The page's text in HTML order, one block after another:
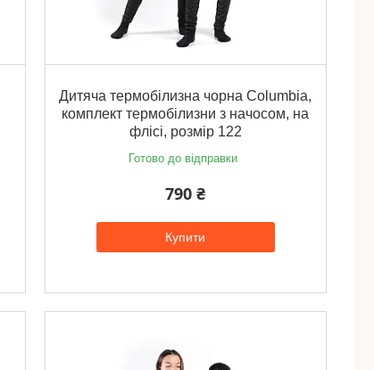
Дитяча термобілизна чорна Columbia,
комплект термобілизни з начосом, на
флісі, розмір 122
Готово до відправки
790 ₴
Купити